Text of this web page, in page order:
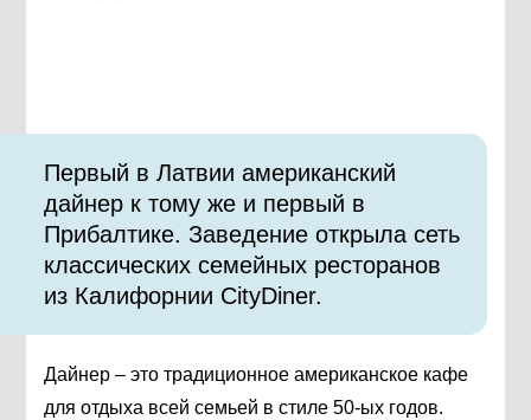
Первый в Латвии американский
дайнер к тому же и первый в
Прибалтике. Заведение открыла сеть
классических семейных ресторанов
из Калифорнии CityDiner.
Дайнер – это традиционное американское кафе
для отдыха всей семьей в стиле 50-ых годов.